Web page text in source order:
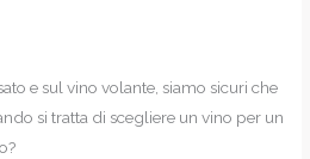
e sul vino volante, siamo sicuri che
si tratta di scegliere un vino per un